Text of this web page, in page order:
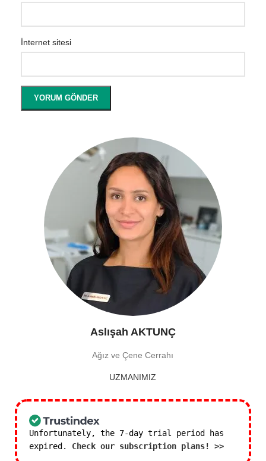
Aslışah AKTUNÇ
Ağız ve Çene Cerrahı
UZMANIMIZ
Unfortunately, the 7-day trial period has
expired. Check our subscription plans! >>
İnternet sitesi